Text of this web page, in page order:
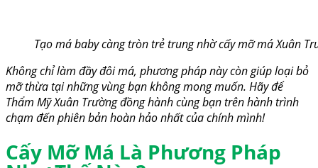
Tạo má baby càng tròn trẻ trung nhờ cấy mỡ má Xuân
Không chỉ làm đầy đôi má, phương pháp này còn giúp loại bỏ
mỡ thừa tại những vùng bạn không mong muốn. Hãy để
Thẩm Mỹ Xuân Trường đồng hành cùng bạn trên hành trình
chạm đến phiên bản hoàn hảo nhất của chính mình!
Cấy Mỡ Má Là Phương Pháp